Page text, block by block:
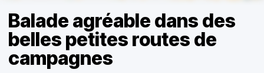
Balade agréable dans des
belles petites routes de
campagnes